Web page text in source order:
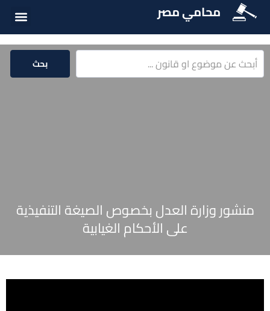
محامي مصر
بحث
منشور وزارة العدل بخصوص الصيغة التنفيذية
على الأحكام الغيابية